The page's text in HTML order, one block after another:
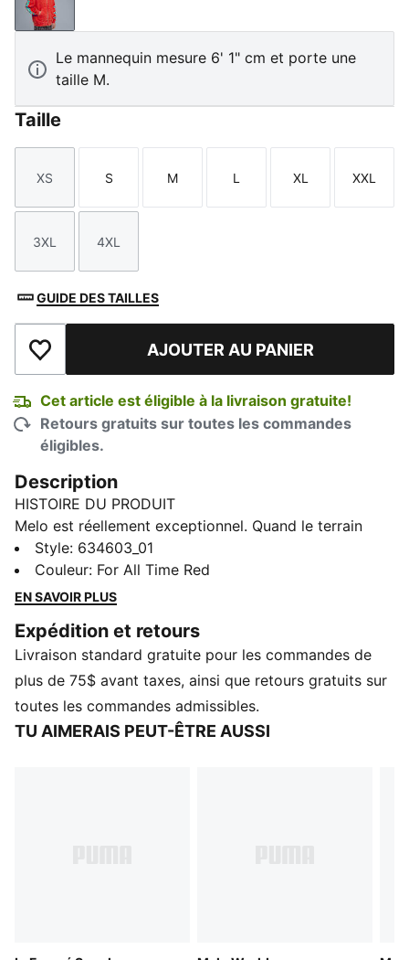
For All Time Red
Le mannequin mesure 6' 1" cm et porte une
taille M.
Taille
Taille
XS
Taille
S
Taille
M
Taille
L
Taille
XL
Taille
XXL
Taille
3XL
Taille
4XL
GUIDE DES TAILLES
Ajouter à la liste de souhaits
AJOUTER AU PANIER
Cet article est éligible à la livraison gratuite!
Retours gratuits sur toutes les commandes
éligibles.
Description
HISTOIRE DU PRODUIT
Melo est réellement exceptionnel. Quand le terrain
devient bruyant, il se concentre à un niveau que lui
seul peut atteindre. Ce chandail à capuchon canalise
cette énergie avec un aspect audacieux et des détails
unique.
CARACTÉRISTIQUES ET AVANTAGES
Fabriqué avec au moins 50 % de matériaux recyclés
DÉTAILS
Coupe : Décontractée
Style: 634603_01
Couleur: For All Time Red
EN SAVOIR PLUS
Expédition et retours
Livraison standard gratuite pour les commandes de
plus de 75$ avant taxes, ainsi que retours gratuits sur
toutes les commandes admissibles.
TU AIMERAIS PEUT-ÊTRE AUSSI